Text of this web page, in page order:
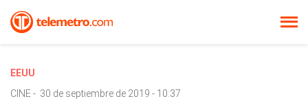
EEUU
CINE- 30 de septiembre de 2019 - 10:37